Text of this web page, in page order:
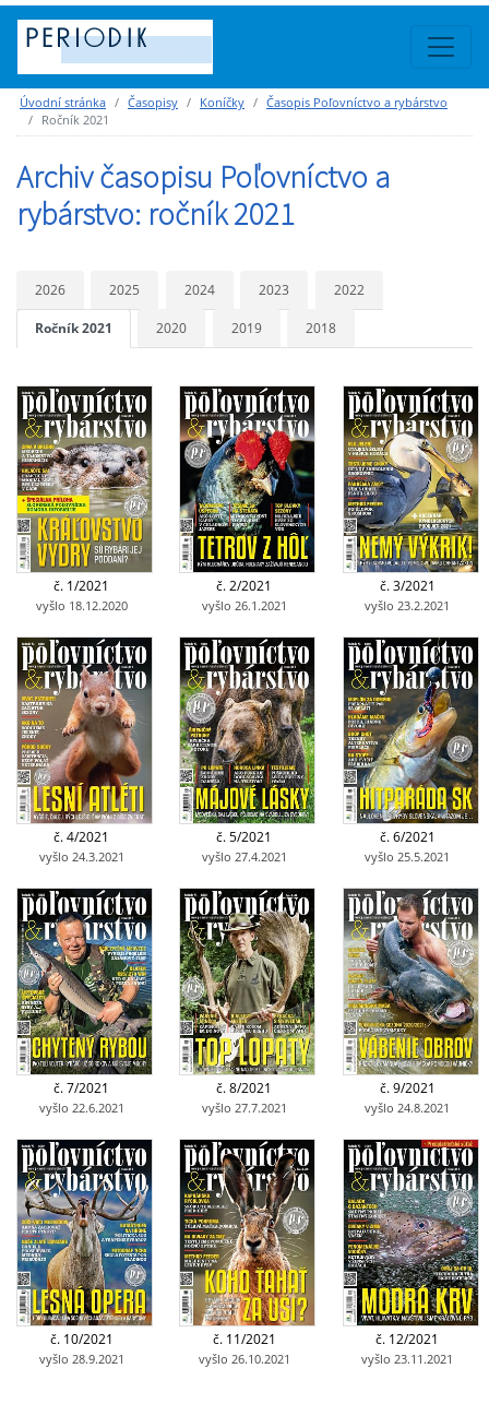
Úvodní stránka Časopisy Koníčky
Časopis Poľovníctvo a rybárstvo
Ročník 2021
Archiv časopisu Poľovníctvo a
rybárstvo: ročník 2021
2026 2025 2024 2023 2022
Ročník 2021 2020 2019 2018
č. 1/2021
vyšlo 18.12.2020
č. 2/2021
vyšlo 26.1.2021
č. 3/2021
vyšlo 23.2.2021
č. 4/2021
vyšlo 24.3.2021
č. 5/2021
vyšlo 27.4.2021
č. 6/2021
vyšlo 25.5.2021
č. 7/2021
vyšlo 22.6.2021
č. 8/2021
vyšlo 27.7.2021
č. 9/2021
vyšlo 24.8.2021
č. 10/2021
vyšlo 28.9.2021
č. 11/2021
vyšlo 26.10.2021
č. 12/2021
vyšlo 23.11.2021